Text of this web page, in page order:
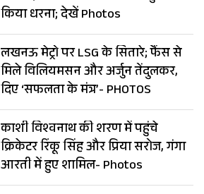
किया धरना; देखें Photos
लखनऊ मेट्रो पर LSG के सितारे; फैंस से
मिले विलियमसन और अर्जुन तेंदुलकर,
दिए ‘सफलता के मंत्र’- PHOTOS
काशी विश्वनाथ की शरण में पहुंचे
क्रिकेटर रिंकू सिंह और प्रिया सरोज, गंगा
आरती में हुए शामिल- Photos